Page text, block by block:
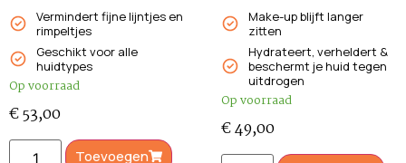
Vermindert fijne lijntjes en
rimpeltjes
Geschikt voor alle
huidtypes
Op voorraad
€53,00
Toevoegen
Make-up blijft langer
zitten
Hydrateert, verheldert &
beschermt je huid tegen
uitdrogen
Op voorraad
€49,00